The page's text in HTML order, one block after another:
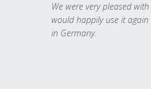
We were very pleased
would happily use it
in Germany.